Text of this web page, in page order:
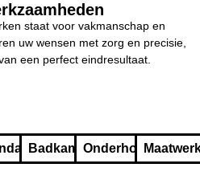
staat voor vakmanschap en
uw wensen met zorg en precisie,
een perfect eindresultaat.
BadkamerOnderhoud